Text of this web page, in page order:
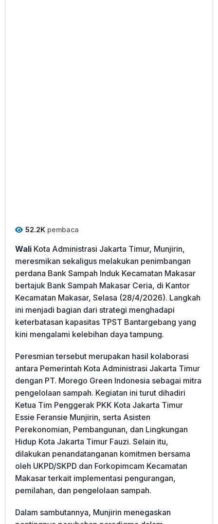
52.2K pembaca
Wali Kota Administrasi Jakarta Timur, Munjirin,
meresmikan sekaligus melakukan penimbangan
perdana Bank Sampah Induk Kecamatan Makasar
bertajuk Bank Sampah Makasar Ceria, di Kantor
Kecamatan Makasar, Selasa (28/4/2026). Langkah
ini menjadi bagian dari strategi menghadapi
keterbatasan kapasitas TPST Bantargebang yang
kini mengalami kelebihan daya tampung.
Peresmian tersebut merupakan hasil kolaborasi
antara Pemerintah Kota Administrasi Jakarta Timur
dengan PT. Morego Green Indonesia sebagai mitra
pengelolaan sampah. Kegiatan ini turut dihadiri
Ketua Tim Penggerak PKK Kota Jakarta Timur
Essie Feransie Munjirin, serta Asisten
Perekonomian, Pembangunan, dan Lingkungan
Hidup Kota Jakarta Timur Fauzi. Selain itu,
dilakukan penandatanganan komitmen bersama
oleh UKPD/SKPD dan Forkopimcam Kecamatan
Makasar terkait implementasi pengurangan,
pemilahan, dan pengelolaan sampah.
Dalam sambutannya, Munjirin menegaskan